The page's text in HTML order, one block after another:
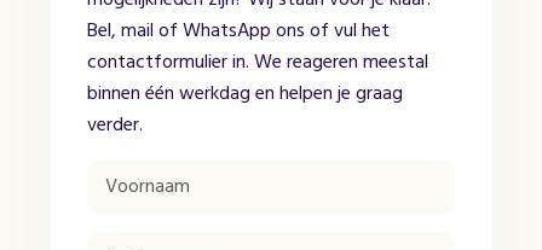
Bel, mail of WhatsApp ons of vul het
contactformulier in. We reageren meestal
binnen één werkdag en helpen je graag
verder.